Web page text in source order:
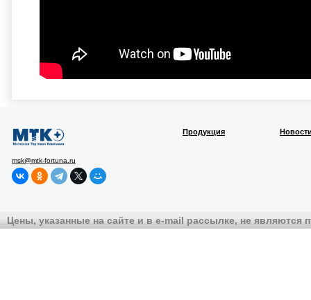
msk@mtk-fortuna.ru
Продукция
Цены, указанные на сайте и в e-mail рассылке, не являются